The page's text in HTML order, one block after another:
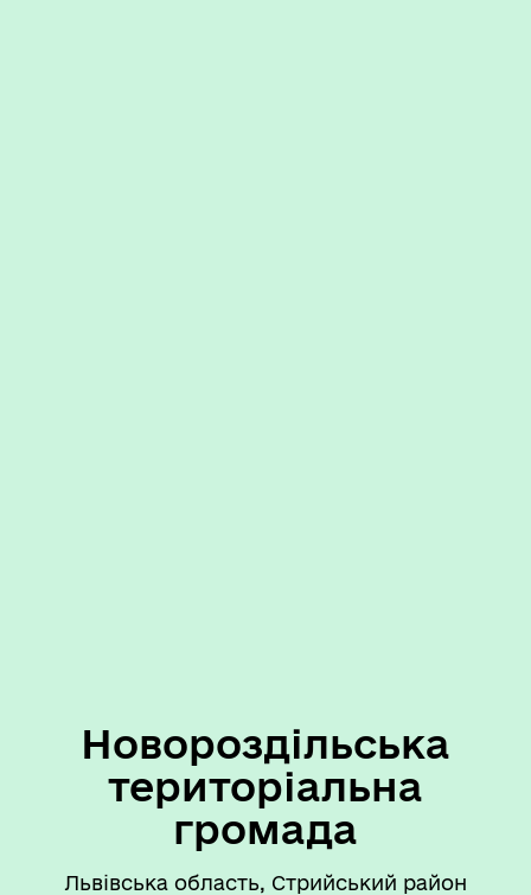
Новороздільська
територіальна
громада
Львівська область, Стрийський район